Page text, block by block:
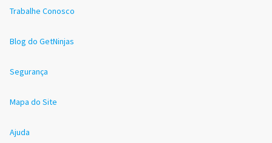
Trabalhe Conosco
Blog do GetNinjas
Segurança
Mapa do Site
Ajuda